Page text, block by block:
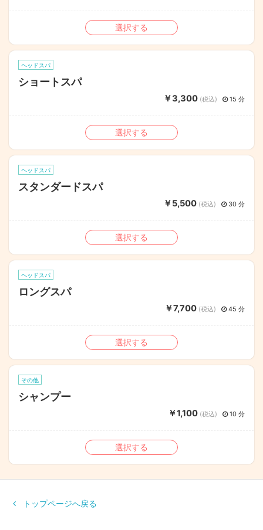
選択する
ヘッドスパ
ショートスパ
￥3,300 (税込) 15 分
選択する
ヘッドスパ
スタンダードスパ
￥5,500 (税込) 30 分
選択する
ヘッドスパ
ロングスパ
￥7,700 (税込) 45 分
選択する
その他
シャンプー
￥1,100 (税込) 10 分
選択する
トップページへ戻る